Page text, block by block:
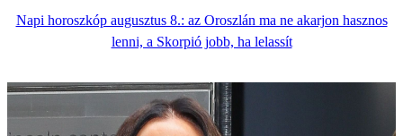
Napi horoszkóp augusztus 8.: az Oroszlán ma ne akarjon hasznos
lenni, a Skorpió jobb, ha lelassít